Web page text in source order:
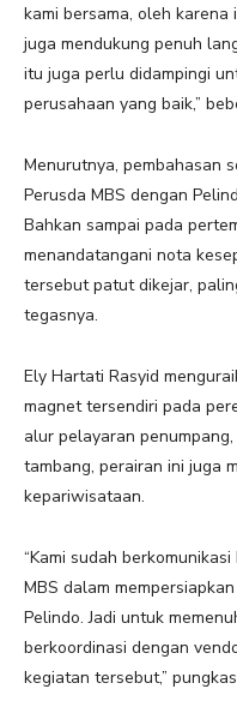
kami bersama, oleh karena
juga mendukung penuh
itu juga perlu didampingi
perusahaan yang baik,”
Menurutnya, pembahasan
Perusda MBS dengan
Bahkan sampai pada
menandatangani nota
tersebut patut dikejar,
tegasnya.
Ely Hartati Rasyid
magnet tersendiri pada
alur pelayaran
tambang, perairan ini juga
kepariwisataan.
“Kami sudah
MBS dalam
Pelindo. Jadi untuk
berkoordinasi dengan
kegiatan tersebut,”